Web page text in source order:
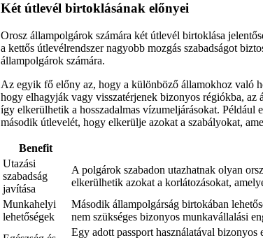
Két útlevél birtoklásának előnyei
Orosz állampolgárok számára két útlevél birtoklása
a kettős útlevélrendszer nagyobb mozgás szabadságot
állampolgárok számára.
Az egyik fő előny az, hogy a különböző államokhoz való
hogy elhagyják vagy visszatérjenek bizonyos régiókba,
így elkerülhetik a hosszadalmas vízumeljárásokat. Például
második útlevelét, hogy elkerülje azokat a szabályokat,
Benefit
Utazási
szabadság
javítása
A polgárok szabadon utazhatnak olyan
elkerülhetik azokat a korlátozásokat,
Munkahelyi
lehetőségek
Második állampolgárság birtokában
nem szükséges bizonyos munkavállalási
Egy adott passport használatával bizonyos